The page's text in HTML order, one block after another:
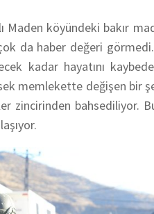
Maden köyündeki bakır
da haber değeri
kadar hayatını
memlekette değişen bir
zincirinden bahsediliyor.